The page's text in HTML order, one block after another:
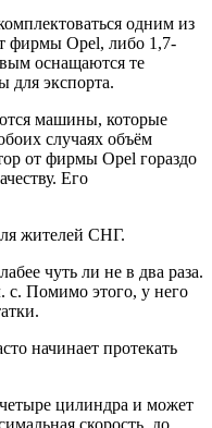
одним из
фирмы Opel, либо 1,7-
оснащаются те
для экспорта.
машины, которые
случаях объём
от фирмы Opel гораздо
Его
жителей СНГ.
чуть ли не в два раза.
с. Помимо этого, у него
начинает протекать
цилиндра и может
скорость, до